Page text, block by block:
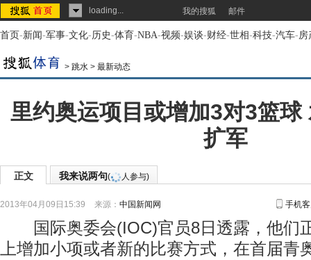
loading... 我的搜狐 邮件
首页-新闻-军事-文化-历史-体育-NBA-视频-娱谈-财经-世相-科技-汽车-房
> 跳水 > 最新动态
里约奥运项目或增加3对3篮球
扩军
正文 我来说两句( 人参与)
2013年04月09日15:39 来源： 中国新闻网 手机
国际奥委会(IOC)官员8日透露，他们
上增加小项或者新的比赛方式，在首届青